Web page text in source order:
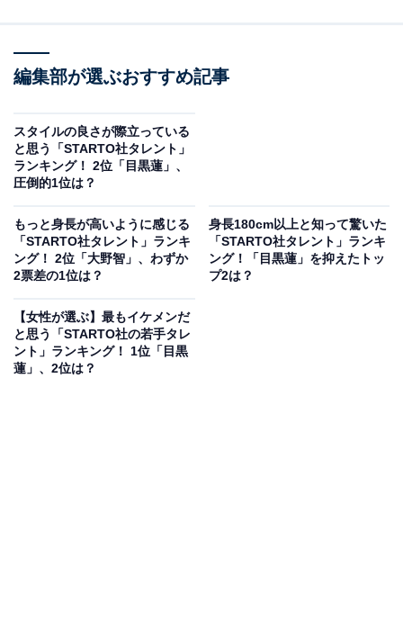
2位にランクインしたのは、シンガーソングライターの
宇多田ヒカルさんです。1998年に15歳でリリースしたデ
編集部が選ぶおすすめ記事
スタイルの良さが際立っている
と思う「STARTO社タレント」
ランキング！ 2位「目黒蓮」、
圧倒的1位は？
もっと身長が高いように感じる
「STARTO社タレント」ランキ
ング！ 2位「大野智」、わずか
2票差の1位は？
身長180cm以上と知って驚いた
「STARTO社タレント」ランキ
ング！「目黒蓮」を抑えたトッ
プ2は？
【女性が選ぶ】最もイケメンだ
と思う「STARTO社の若手タレ
ント」ランキング！ 1位「目黒
蓮」、2位は？